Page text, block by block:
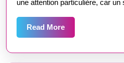
idéal
une attention particulière, car un
Read MoreRead
More